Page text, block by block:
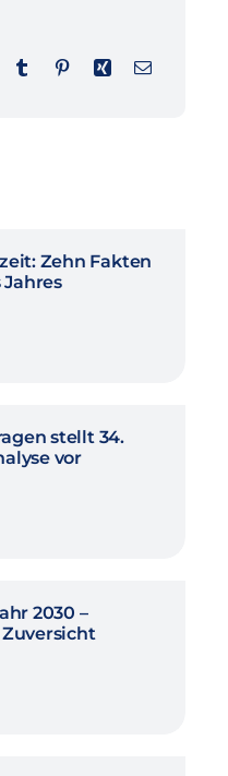
Zehn Fakten
stellt 34.
vor
2030 –